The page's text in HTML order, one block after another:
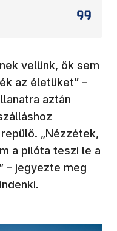
velünk, ők sem
az életüket” –
aztán
„Nézzétek,
a pilóta teszi le a
– jegyezte meg